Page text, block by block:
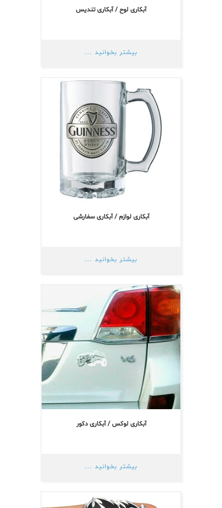
آبکاری لوح / آبکاری تندیس
بیشتر بخوانید ...
آبکاری لوازم / آبکاری سفارشی
بیشتر بخوانید ...
آبکاری لوکس / آبکاری دکور
بیشتر بخوانید ...